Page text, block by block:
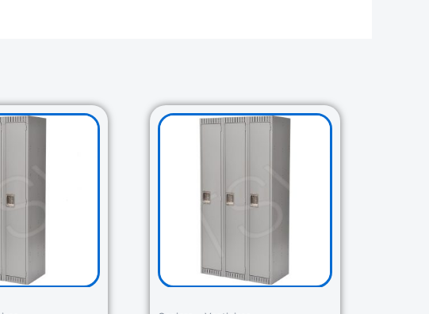
price
Current
Original
price
Current